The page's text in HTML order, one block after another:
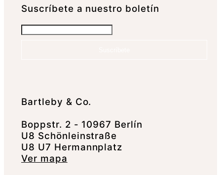
Suscrí­bete a nuestro boletín
Bartleby & Co.
Boppstr. 2 - 10967 Berlín
U8 Schönleinstraße
U8 U7 Hermannplatz
Ver mapa